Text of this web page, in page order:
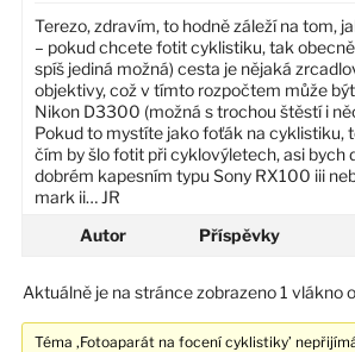
Terezo, zdravím, to hodně záleží na tom,
– pokud chcete fotit cyklistiku, tak
spíš jediná možná) cesta je nějaká
objektivy, což v tímto rozpočtem může
Nikon D3300 (možná s trochou štěstí i
Pokud to mystíte jako foťák na cyklistiku,
čím by šlo fotit při cyklovýletech, asi bych
dobrém kapesním typu Sony RX100 iii
mark ii… JR
Autor
Příspěvky
Aktuálně je na stránce zobrazeno 1 vlákno
Téma ‚Fotoaparát na focení cyklistiky’